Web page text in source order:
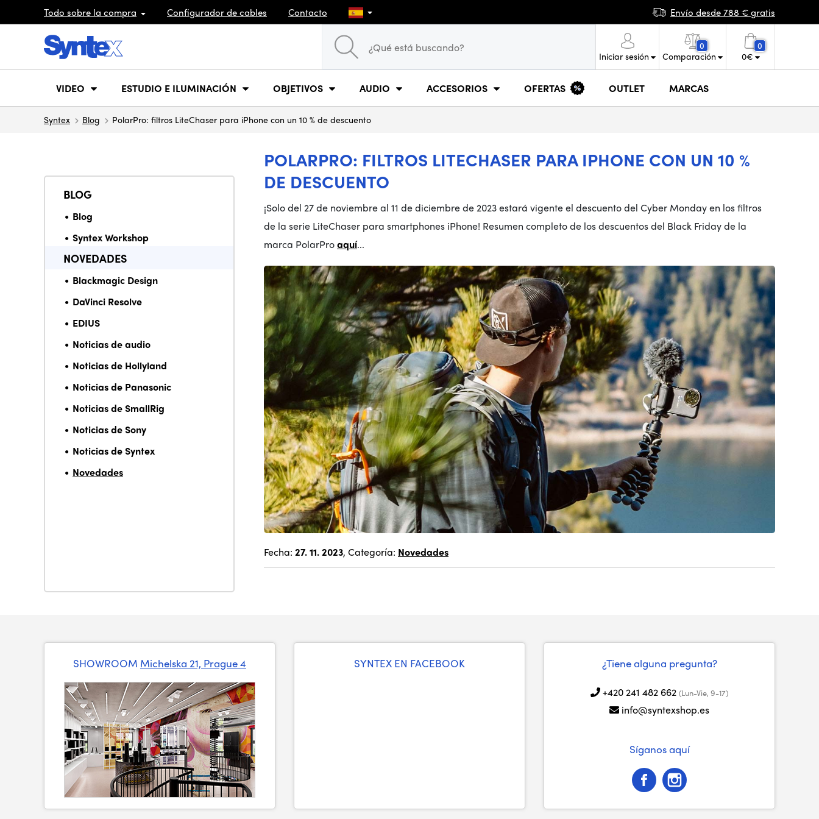
Todo sobre la compra Configurador de cables Contacto Envío desde 788 € gratis
Iniciar sesión
0
Comparación
0
0€
VIDEO ESTUDIO E ILUMINACIÓN OBJETIVOS AUDIO ACCESORIOS OFERTAS OUTLET MARCAS
Syntex Blog PolarPro: filtros LiteChaser para iPhone con un 10 % de descuento
POLARPRO: FILTROS LITECHASER PARA IPHONE CON UN 10 %
DE DESCUENTO
BLOG
Blog
Syntex Workshop
NOVEDADES
Blackmagic Design
DaVinci Resolve
EDIUS
Noticias de audio
Noticias de Hollyland
Noticias de Panasonic
Noticias de SmallRig
Noticias de Sony
Noticias de Syntex
Novedades
¡Solo del 27 de noviembre al 11 de diciembre de 2023 estará vigente el descuento del Cyber Monday en los filtros
de la serie LiteChaser para smartphones iPhone! Resumen completo de los descuentos del Black Friday de la
marca PolarProaquí...
Fecha: 27. 11. 2023, Categoría: Novedades
SHOWROOM Michelska 21, Prague 4 SYNTEX EN FACEBOOK ¿Tiene alguna pregunta?
+420 241 482 662 (Lun-Vie, 9-17)
info@syntexshop.es
Síganos aquí